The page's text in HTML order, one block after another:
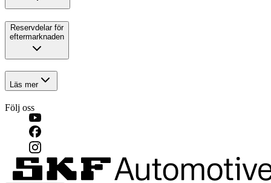
Reservdelar för
eftermarknaden
Läs mer
Följ oss